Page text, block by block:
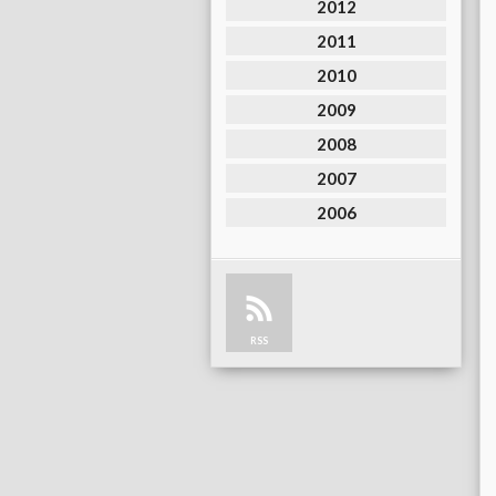
2012
2011
2010
2009
2008
2007
2006
RSS